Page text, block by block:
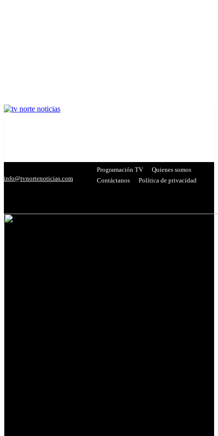
info@tvnortenoticias.com
Programación TV
Quienes somos
Contáctanos
Política de privacidad